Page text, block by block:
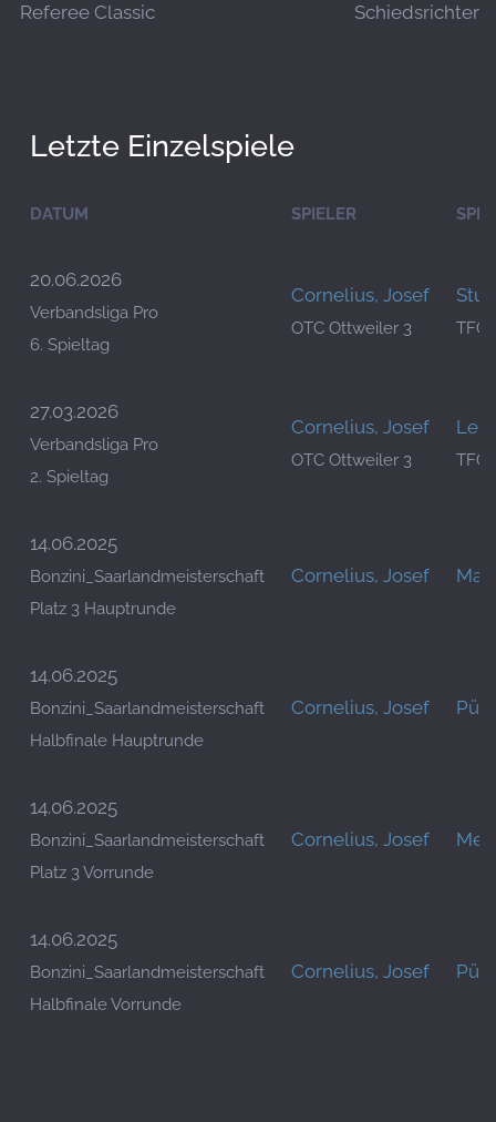
Referee Classic Schiedsrichter
Letzte Einzelspiele
DATUM SPIELER
20.06.2026
Verbandsliga Pro
6. Spieltag
Cornelius, Josef
OTC Ottweiler 3 TFC
27.03.2026
Verbandsliga Pro
2. Spieltag
Cornelius, Josef
OTC Ottweiler 3 TFC
14.06.2025
Bonzini_Saarlandmeisterschaft
Platz 3 Hauptrunde
Cornelius, Josef
14.06.2025
Bonzini_Saarlandmeisterschaft
Halbfinale Hauptrunde
Cornelius, Josef
14.06.2025
Bonzini_Saarlandmeisterschaft
Platz 3 Vorrunde
Cornelius, Josef
14.06.2025
Bonzini_Saarlandmeisterschaft
Halbfinale Vorrunde
Cornelius, Josef